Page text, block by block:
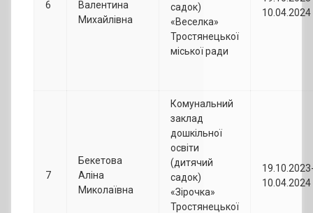
6
Валентина
Михайлівна
садок)
«Веселка»
Тростянецької
міської ради
10.04.2024
7
Бекетова
Аліна
Миколаївна
Комунальний
заклад
дошкільної
освіти
(дитячий
садок)
«Зірочка»
Тростянецької
10.04.2024